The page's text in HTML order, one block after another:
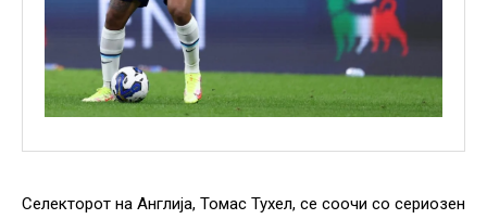
Селекторот на Англија, Томас Тухел, се соочи со сериозен